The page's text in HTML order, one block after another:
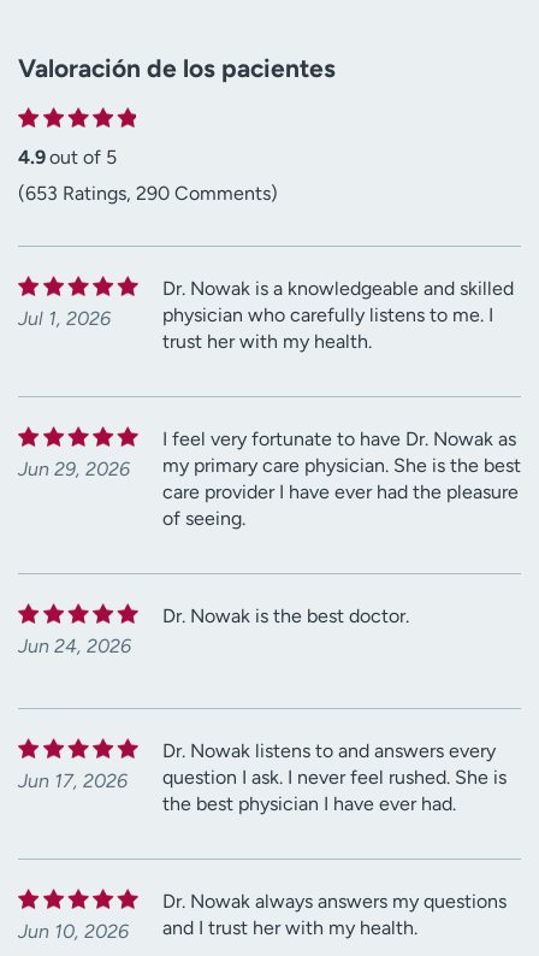
Valoración de los pacientes
4.9out of 5
(653 Ratings, 290 Comments)
Jul 1, 2026
Dr. Nowak is a knowledgeable and skilled
physician who carefully listens to me. I
trust her with my health.
Jun 29, 2026
I feel very fortunate to have Dr. Nowak as
my primary care physician. She is the best
care provider I have ever had the pleasure
of seeing.
Jun 24, 2026
Dr. Nowak is the best doctor.
Jun 17, 2026
Dr. Nowak listens to and answers every
question I ask. I never feel rushed. She is
the best physician I have ever had.
Jun 10, 2026
Dr. Nowak always answers my questions
and I trust her with my health.